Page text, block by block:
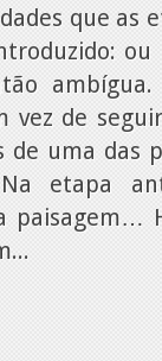
que as
ou
vez de
de uma das
Na etapa
paisagem…